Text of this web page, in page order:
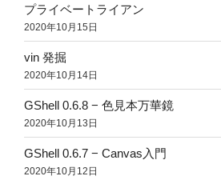
プライベートライアン
2020年10月15日
vin 発掘
2020年10月14日
GShell 0.6.8 − 色見本万華鏡
2020年10月13日
GShell 0.6.7 − Canvas入門
2020年10月12日